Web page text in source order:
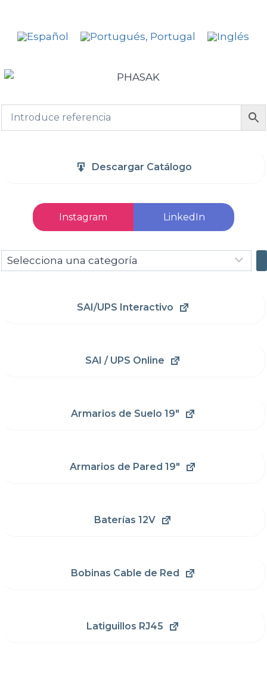
Descargar Catálogo
Instagram LinkedIn
Selecciona
una
SAI/UPS Interactivo
SAI / UPS Online
Armarios de Suelo 19"
Armarios de Pared 19"
Baterías 12V
Bobinas Cable de Red
Latiguillos RJ45